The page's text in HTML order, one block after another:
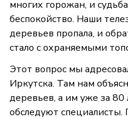
многих горожан, и
беспокойство. Наши
деревьев пропала, и
стало с охраняемыми
Этот вопрос мы
Иркутска. Там нам
деревьев, а им уже за 80
обследуют специалисты.